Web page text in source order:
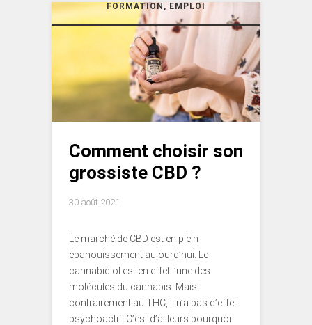
FORMATION, EMPLOI
Comment choisir son
grossiste CBD ?
30 août 2021
Le marché de CBD est en plein
épanouissement aujourd’hui. Le
cannabidiol est en effet l’une des
molécules du cannabis. Mais
contrairement au THC, il n’a pas d’effet
psychoactif. C’est d’ailleurs pourquoi